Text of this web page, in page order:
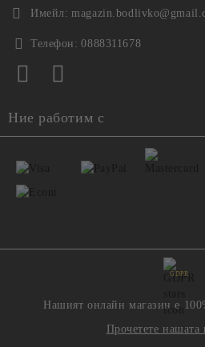
Имейл:
Телефон: 0888311678
Ние работим с
GDPR
Нашият онлайн магазин е
Прочетете нашата